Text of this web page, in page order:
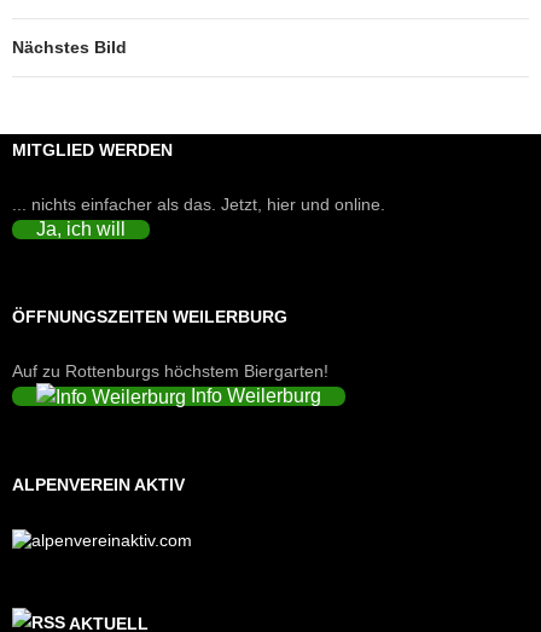
Nächstes Bild
MITGLIED WERDEN
... nichts einfacher als das. Jetzt, hier und online.
Ja, ich will
ÖFFNUNGSZEITEN WEILERBURG
Auf zu Rottenburgs höchstem Biergarten!
Info Weilerburg
ALPENVEREIN AKTIV
AKTUELL